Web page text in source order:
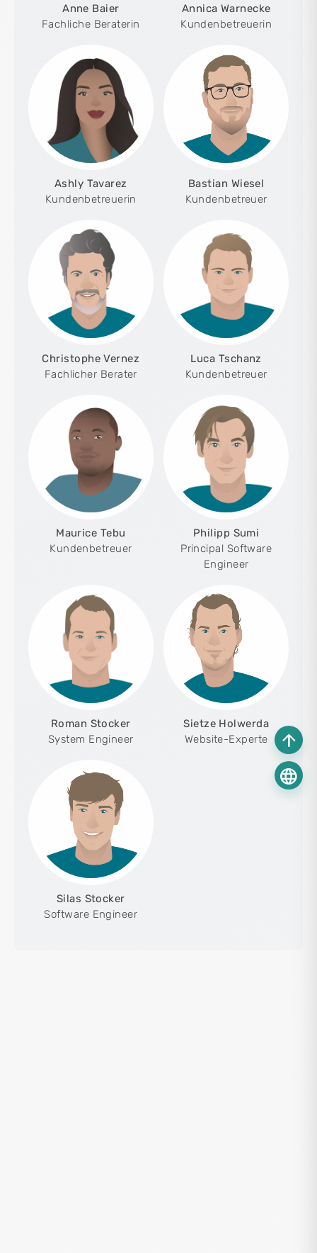
arrow_upward
language
Anne Baier
Fachliche Beraterin
Annica Warnecke
Kundenbetreuerin
Ashly Tavarez
Kundenbetreuerin
Bastian Wiesel
Kundenbetreuer
Christophe Vernez
Fachlicher Berater
Luca Tschanz
Kundenbetreuer
Maurice Tebu
Kundenbetreuer
Philipp Sumi
Principal Software
Engineer
Roman Stocker
System Engineer
Sietze Holwerda
Website-Experte
Silas Stocker
Software Engineer